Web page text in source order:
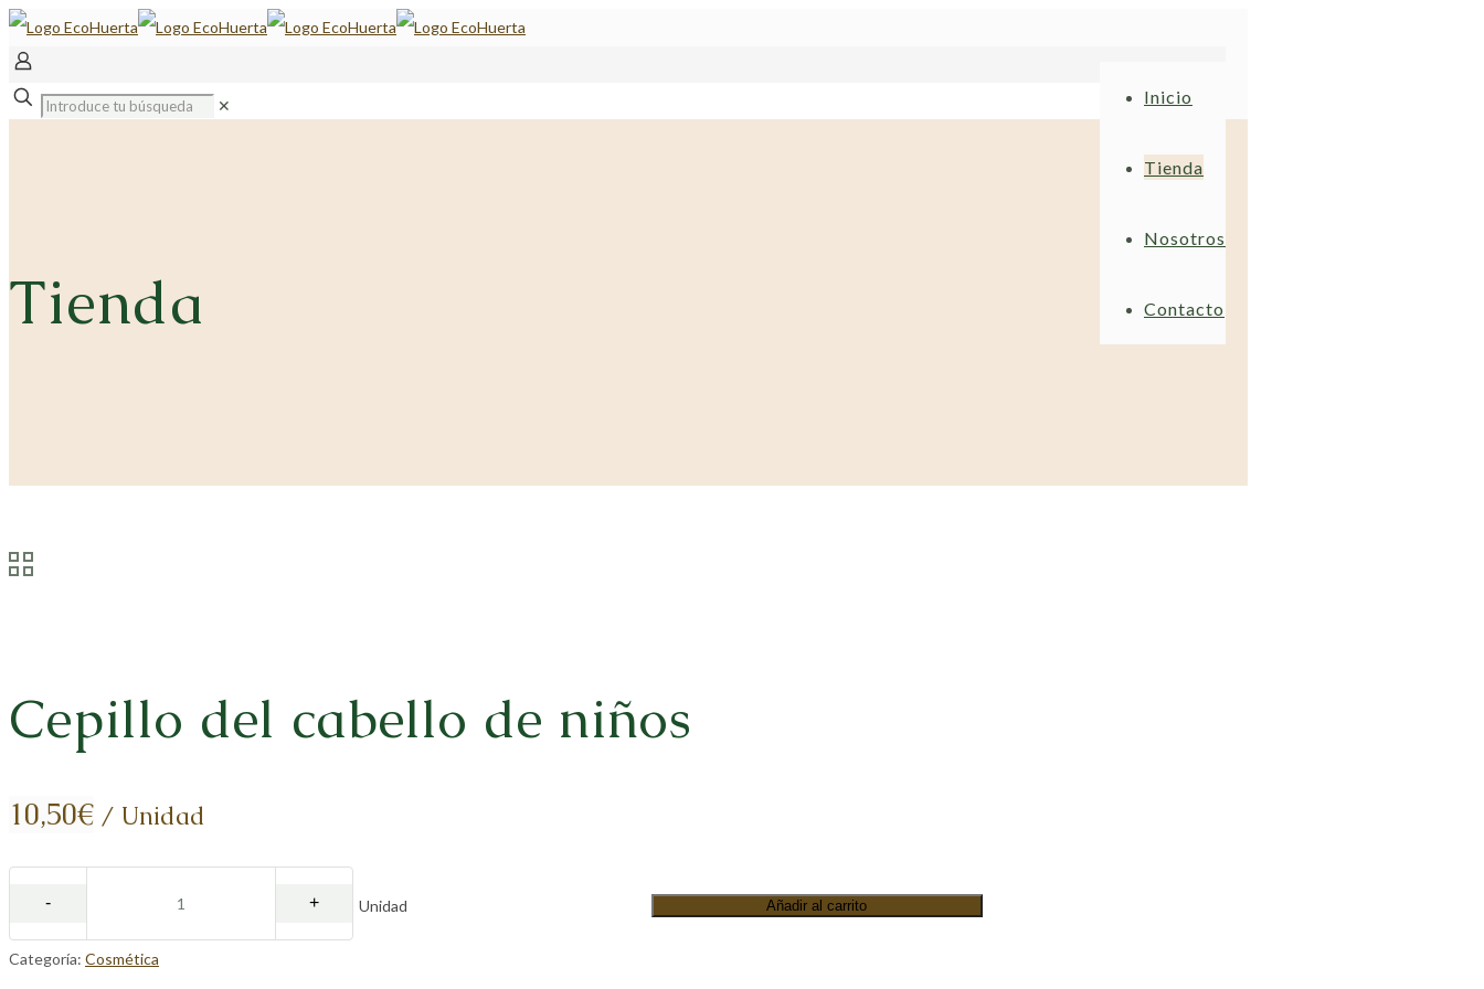
Inicio
Tienda
Nosotros
Contacto
✕
Tienda
Cepillo del cabello de niños
10,50€ / Unidad
Unidad Añadir al carrito
Categoría: Cosmética